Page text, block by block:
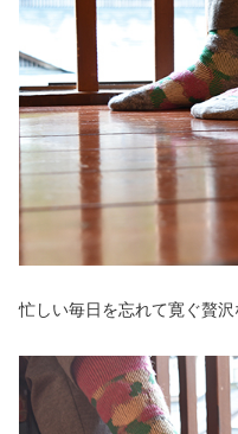
忙しい毎日を忘れて寛ぐ贅沢